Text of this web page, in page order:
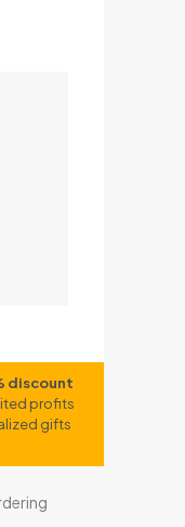
discount
profits
gifts